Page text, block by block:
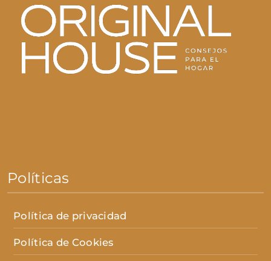
Políticas
Política de privacidad
Política de Cookies